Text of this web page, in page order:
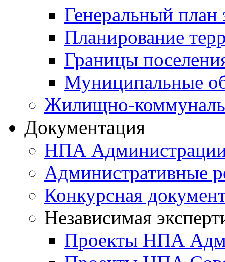
Генеральный план
Планирование
Границы
Муниципальные
Жилищно-
Документация
НПА
Административные
Конкурсная
Независимая
Проекты НПА